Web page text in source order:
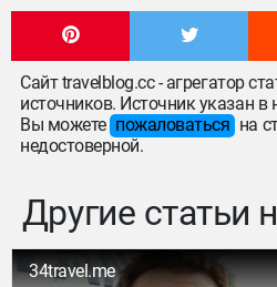
Сайт travelblog.cc - агрегатор
источников. Источник указан в
Вы можете пожаловаться на
недостоверной.
Другие статьи
34travel.me